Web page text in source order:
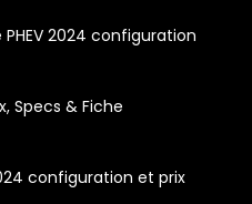
2024 configuration
Specs & Fiche
configuration et prix